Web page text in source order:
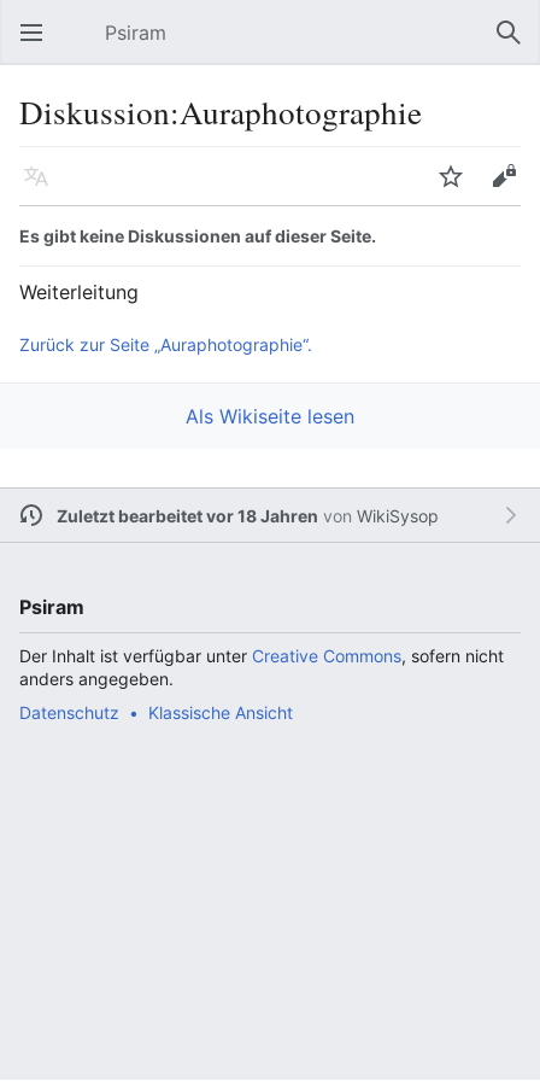
Hauptmenü öffnen Psiram
Diskussion:Auraphotographie
Sprache Beobachten Bearbeiten
Es gibt keine Diskussionen auf dieser Seite.
Weiterleitung
Zurück zur Seite „Auraphotographie“.
Als Wikiseite lesen
Zuletzt bearbeitet vor 18 Jahren von WikiSysop
Psiram
Der Inhalt ist verfügbar unter Creative Commons, sofern nicht
anders angegeben.
Datenschutz
Klassische Ansicht